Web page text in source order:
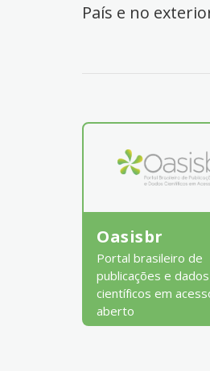
País e no
Oasisbr
Portal brasileiro de
publicações e dados
científicos em
aberto